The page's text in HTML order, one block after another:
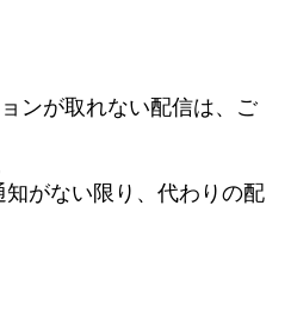
ンが取れない配信は、ご
がない限り、代わりの配